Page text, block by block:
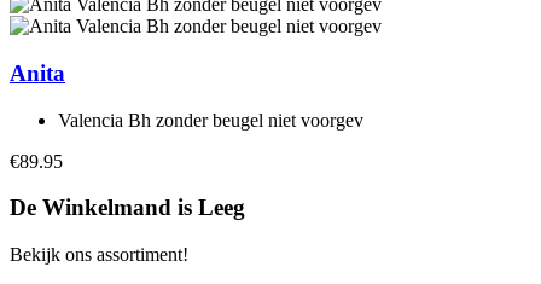
Anita
Valencia Bh zonder beugel niet voorgev
€89.95
De Winkelmand is Leeg
Bekijk ons assortiment!